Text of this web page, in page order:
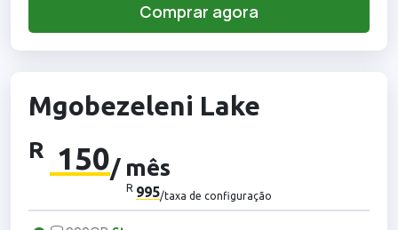
Comprar agora
Mgobezeleni Lake
R 150/ mês
R 995/taxa de configuração